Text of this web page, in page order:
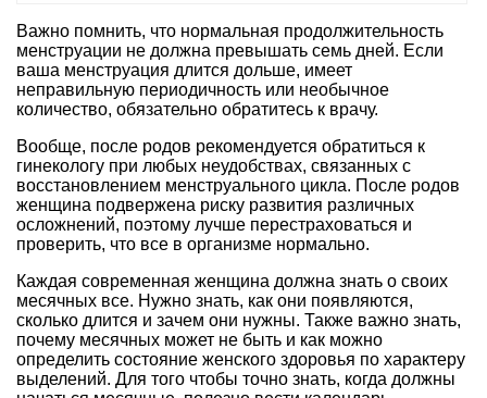
Важно помнить, что нормальная продолжительность
менструации не должна превышать семь дней. Если
ваша менструация длится дольше, имеет
неправильную периодичность или необычное
количество, обязательно обратитесь к врачу.
Вообще, после родов рекомендуется обратиться к
гинекологу при любых неудобствах, связанных с
восстановлением менструального цикла. После родов
женщина подвержена риску развития различных
осложнений, поэтому лучше перестраховаться и
проверить, что все в организме нормально.
Каждая современная женщина должна знать о своих
месячных все. Нужно знать, как они появляются,
сколько длится и зачем они нужны. Также важно знать,
почему месячных может не быть и как можно
определить состояние женского здоровья по характеру
выделений. Для того чтобы точно знать, когда должны